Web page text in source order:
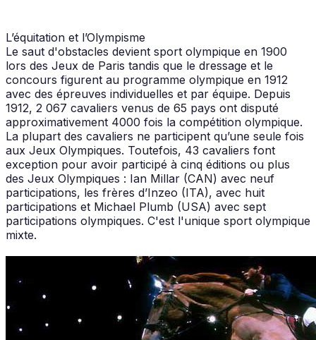
L’équitation et l’Olympisme
Le saut d'obstacles devient sport olympique en 1900
lors des Jeux de Paris tandis que le dressage et le
concours figurent au programme olympique en 1912
avec des épreuves individuelles et par équipe. Depuis
1912, 2 067 cavaliers venus de 65 pays ont disputé
approximativement 4000 fois la compétition olympique.
La plupart des cavaliers ne participent qu’une seule fois
aux Jeux Olympiques. Toutefois, 43 cavaliers font
exception pour avoir participé à cinq éditions ou plus
des Jeux Olympiques : Ian Millar (CAN) avec neuf
participations, les frères d’Inzeo (ITA), avec huit
participations et Michael Plumb (USA) avec sept
participations olympiques. C'est l'unique sport olympique
mixte.